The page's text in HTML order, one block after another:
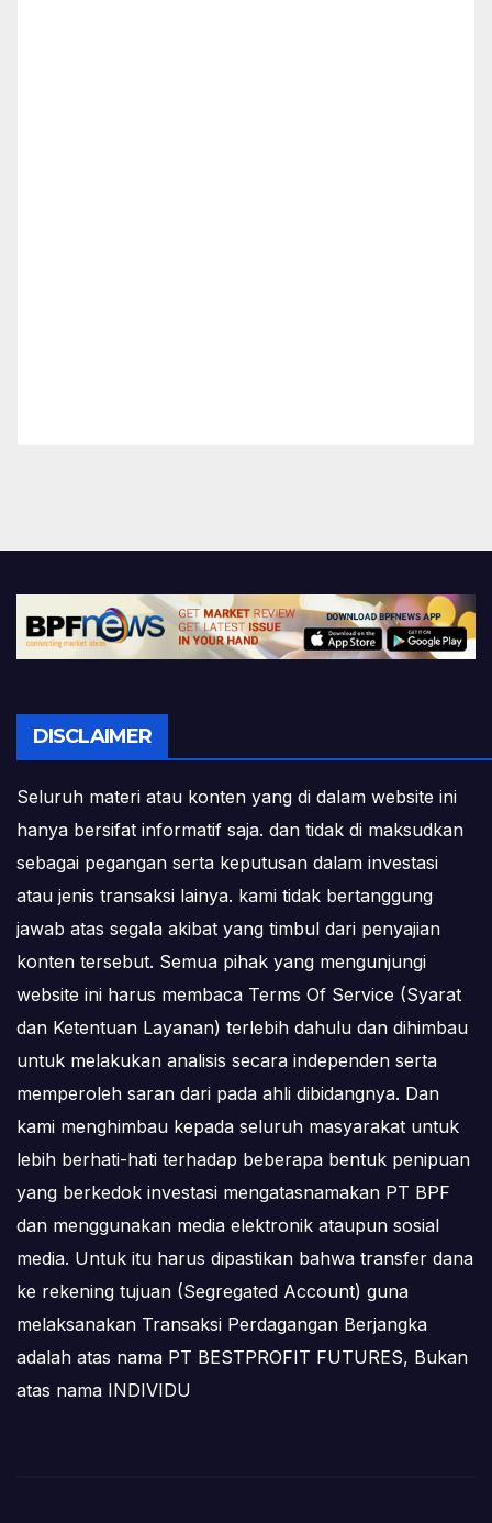
DISCLAIMER
Seluruh materi atau konten yang di dalam website ini
hanya bersifat informatif saja. dan tidak di maksudkan
sebagai pegangan serta keputusan dalam investasi
atau jenis transaksi lainya. kami tidak bertanggung
jawab atas segala akibat yang timbul dari penyajian
konten tersebut. Semua pihak yang mengunjungi
website ini harus membaca Terms Of Service (Syarat
dan Ketentuan Layanan) terlebih dahulu dan dihimbau
untuk melakukan analisis secara independen serta
memperoleh saran dari pada ahli dibidangnya. Dan
kami menghimbau kepada seluruh masyarakat untuk
lebih berhati-hati terhadap beberapa bentuk penipuan
yang berkedok investasi mengatasnamakan PT BPF
dan menggunakan media elektronik ataupun sosial
media. Untuk itu harus dipastikan bahwa transfer dana
ke rekening tujuan (Segregated Account) guna
melaksanakan Transaksi Perdagangan Berjangka
adalah atas nama PT BESTPROFIT FUTURES, Bukan
atas nama INDIVIDU